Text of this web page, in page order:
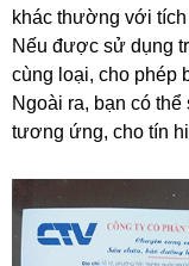
khác thường với
Nếu được sử dụng
cùng loại, cho phép
Ngoài ra, bạn có
tương ứng, cho tín